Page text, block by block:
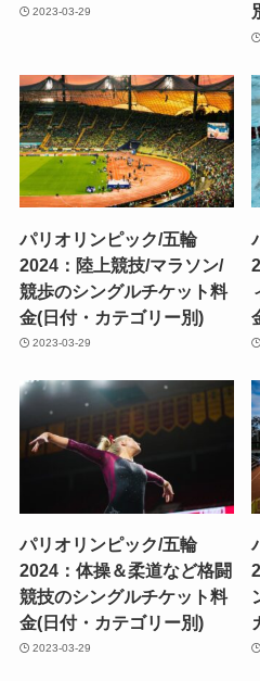
2023-03-29
パリオリンピック/五輪
2024：陸上競技/マラソン/
競歩のシングルチケット料
金(日付・カテゴリー別)
2023-03-29
パリオリンピック/五輪
2024：体操＆柔道など格闘
競技のシングルチケット料
金(日付・カテゴリー別)
2023-03-29